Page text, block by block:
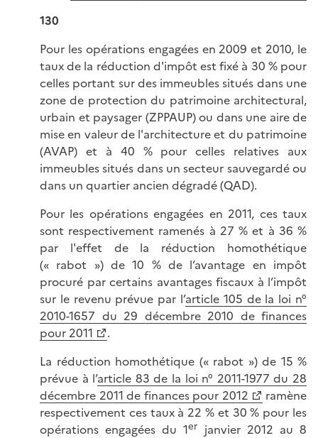
130
Pour les opérations engagées en 2009 et 2010, le
taux de la réduction d'impôt est fixé à 30 %pour
celles portant sur des immeubles situés dans une
zone de protection du patrimoine architectural,
urbain et paysager (ZPPAUP) ou dans une aire de
mise en valeur de l'architecture et du patrimoine
(AVAP) et à 40 %pour celles relatives aux
immeubles situés dans un secteur sauvegardé ou
dans un quartier ancien dégradé (QAD).
Pour les opérations engagées en 2011, ces taux
sont respectivement ramenés à 27 % et à 36 %
par l'effet de la réduction homothétique
(« rabot »)de10 %de l’avantage en impôt
procuré par certains avantages fiscaux à l’impôt
sur le revenu prévue par l’article 105 de la loi n°
2010-1657 du 29 décembre 2010 de finances
pour 2011
.
La réduction homothétique (« rabot ») de 15 %
prévue à l’article 83 de la loi n° 2011-1977 du 28
décembre 2011 de finances pour 2012
ramène
respectivement ces taux à 22 % et 30 % pour les
opérations engagées du 1er janvier 2012 au 8